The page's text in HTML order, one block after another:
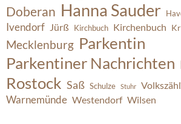
Doberan Hanna Sauder
Ivendorf Jürß Kirchbuch Kirchenbuch
Mecklenburg Parkentin
Parkentiner Nachrichten
Rostock Saß Schulze Stuhr
Warnemünde Westendorf Wilsen